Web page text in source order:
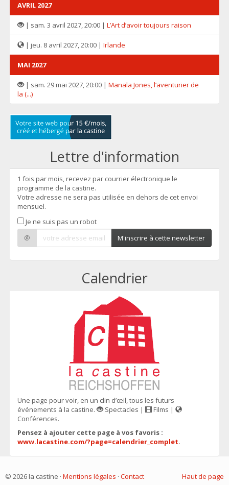
AVRIL 2027
| sam. 3 avril 2027, 20:00 | L’Art d’avoir toujours raison
| jeu. 8 avril 2027, 20:00 | Irlande
MAI 2027
| sam. 29 mai 2027, 20:00 | Manala Jones, l’aventurier de
la (...)
Lettre d'information
1 fois par mois, recevez par courrier électronique le
programme de la castine.
Votre adresse ne sera pas utilisée en dehors de cet envoi
mensuel.
Je ne suis pas un robot
@
M'inscrire à cette newsletter
Calendrier
Une page pour voir, en un clin d’œil, tous les futurs
événements à la castine.
Spectacles |
Films |
Conférences.
Pensez à ajouter cette page à vos favoris :
www.lacastine.com/?page=calendrier_complet.
Haut de page
© 2026 la castine · Mentions légales · Contact